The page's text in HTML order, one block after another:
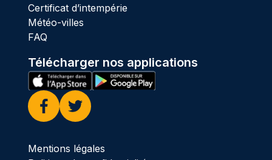
Certificat d’intempérie
Météo-villes
FAQ
Télécharger nos applications
Facebook
Twitter
Mentions légales